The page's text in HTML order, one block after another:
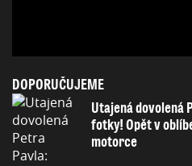
DOPORUČUJEME
Utajená dovolená
fotky! Opět v
motorce